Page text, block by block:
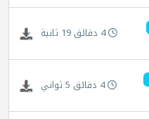
4 دقائق 19 ثانية
4 دقائق 5 ثواني